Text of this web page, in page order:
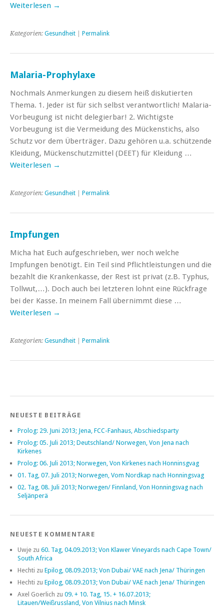
Weiterlesen →
Kategorien: Gesundheit Permalink
Malaria-Prophylaxe
Nochmals Anmerkungen zu diesem heiß diskutierten
Thema. 1. Jeder ist für sich selbst verantwortlich! Malaria-
Vorbeugung ist nicht delegierbar! 2. Wichtigste
Vorbeugung ist die Vermeidung des Mückenstichs, also
Schutz vor dem Überträger. Dazu gehören u.a. schützende
Kleidung, Mückenschutzmittel (DEET) für Kleidung …
Weiterlesen →
Kategorien: Gesundheit Permalink
Impfungen
Micha hat Euch aufgeschrieben, wer noch welche
Impfungen benötigt. Ein Teil sind Pflichtleistungen und die
bezahlt die Krankenkasse, der Rest ist privat (z.B. Typhus,
Tollwut,…). Doch auch bei letzteren lohnt eine Rückfrage
bei der Kasse. In meinem Fall übernimmt diese …
Weiterlesen →
Kategorien: Gesundheit Permalink
NEUESTE BEITRÄGE
Prolog: 29. Juni 2013; Jena, FCC-Fanhaus, Abschiedsparty
Prolog: 05. Juli 2013; Deutschland/ Norwegen, Von Jena nach
Kirkenes
Prolog: 06. Juli 2013; Norwegen, Von Kirkenes nach Honninsgvag
01. Tag, 07. Juli 2013; Norwegen, Vom Nordkap nach Honningsvag
02. Tag, 08. Juli 2013; Norwegen/ Finnland, Von Honningsvag nach
Seljänperä
NEUESTE KOMMENTARE
Uwje zu 60. Tag, 04.09.2013; Von Klawer Vineyards nach Cape Town/
South Africa
Hechti zu Epilog, 08.09.2013; Von Dubai/ VAE nach Jena/ Thüringen
Hechti zu Epilog, 08.09.2013; Von Dubai/ VAE nach Jena/ Thüringen
Axel Goerlich zu 09. + 10. Tag, 15. + 16.07.2013;
Litauen/Weißrussland, Von Vilnius nach Minsk